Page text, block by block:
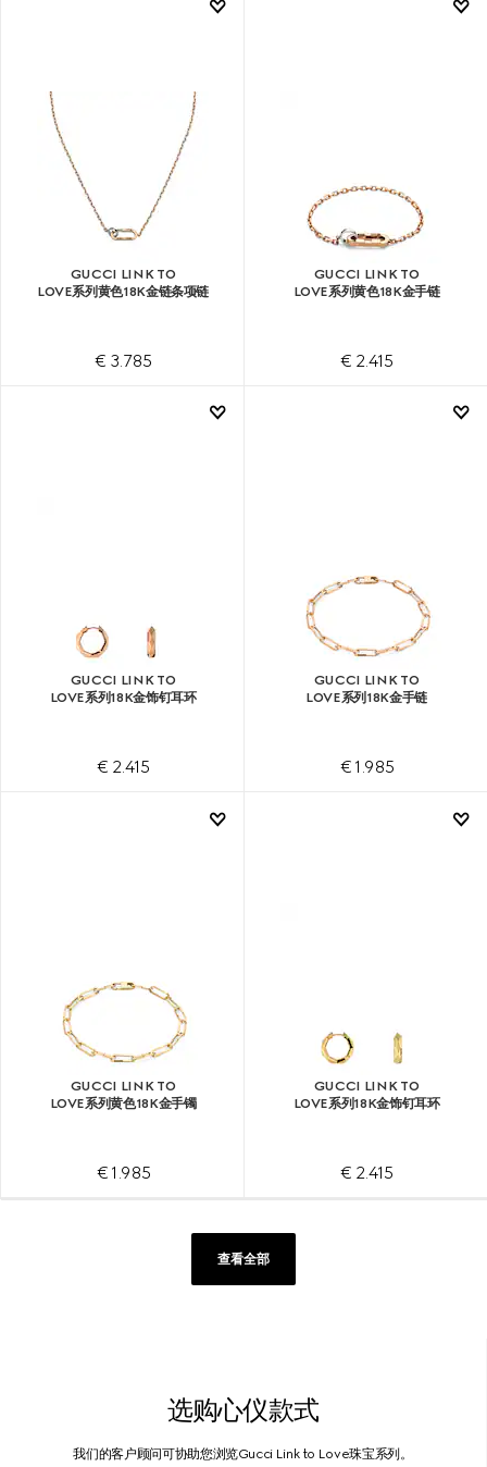
GUCCI LINK TO
LOVE系列黄色18K金链条项链
€ 3.785
GUCCI LINK TO
LOVE系列黄色18K金手链
€ 2.415
GUCCI LINK TO
LOVE系列18K金饰钉耳环
€ 2.415
GUCCI LINK TO
LOVE系列18K金手链
€ 1.985
GUCCI LINK TO
LOVE系列黄色18K金手镯
€ 1.985
GUCCI LINK TO
LOVE系列18K金饰钉耳环
€ 2.415
查看全部
选购心仪款式
我们的客户顾问可协助您浏览Gucci Link to Love珠宝系列。